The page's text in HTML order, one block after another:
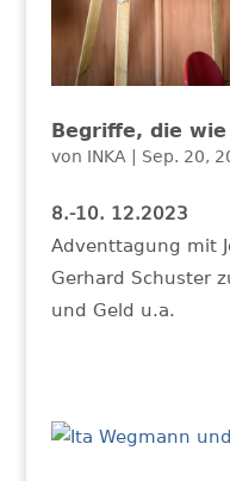
Begriffe, die
von INKA Sep. 20,
8.-10. 12.2023
Adventtagung mit
Gerhard Schuster
und Geld u.a.